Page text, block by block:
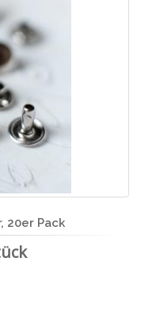
20er Pack